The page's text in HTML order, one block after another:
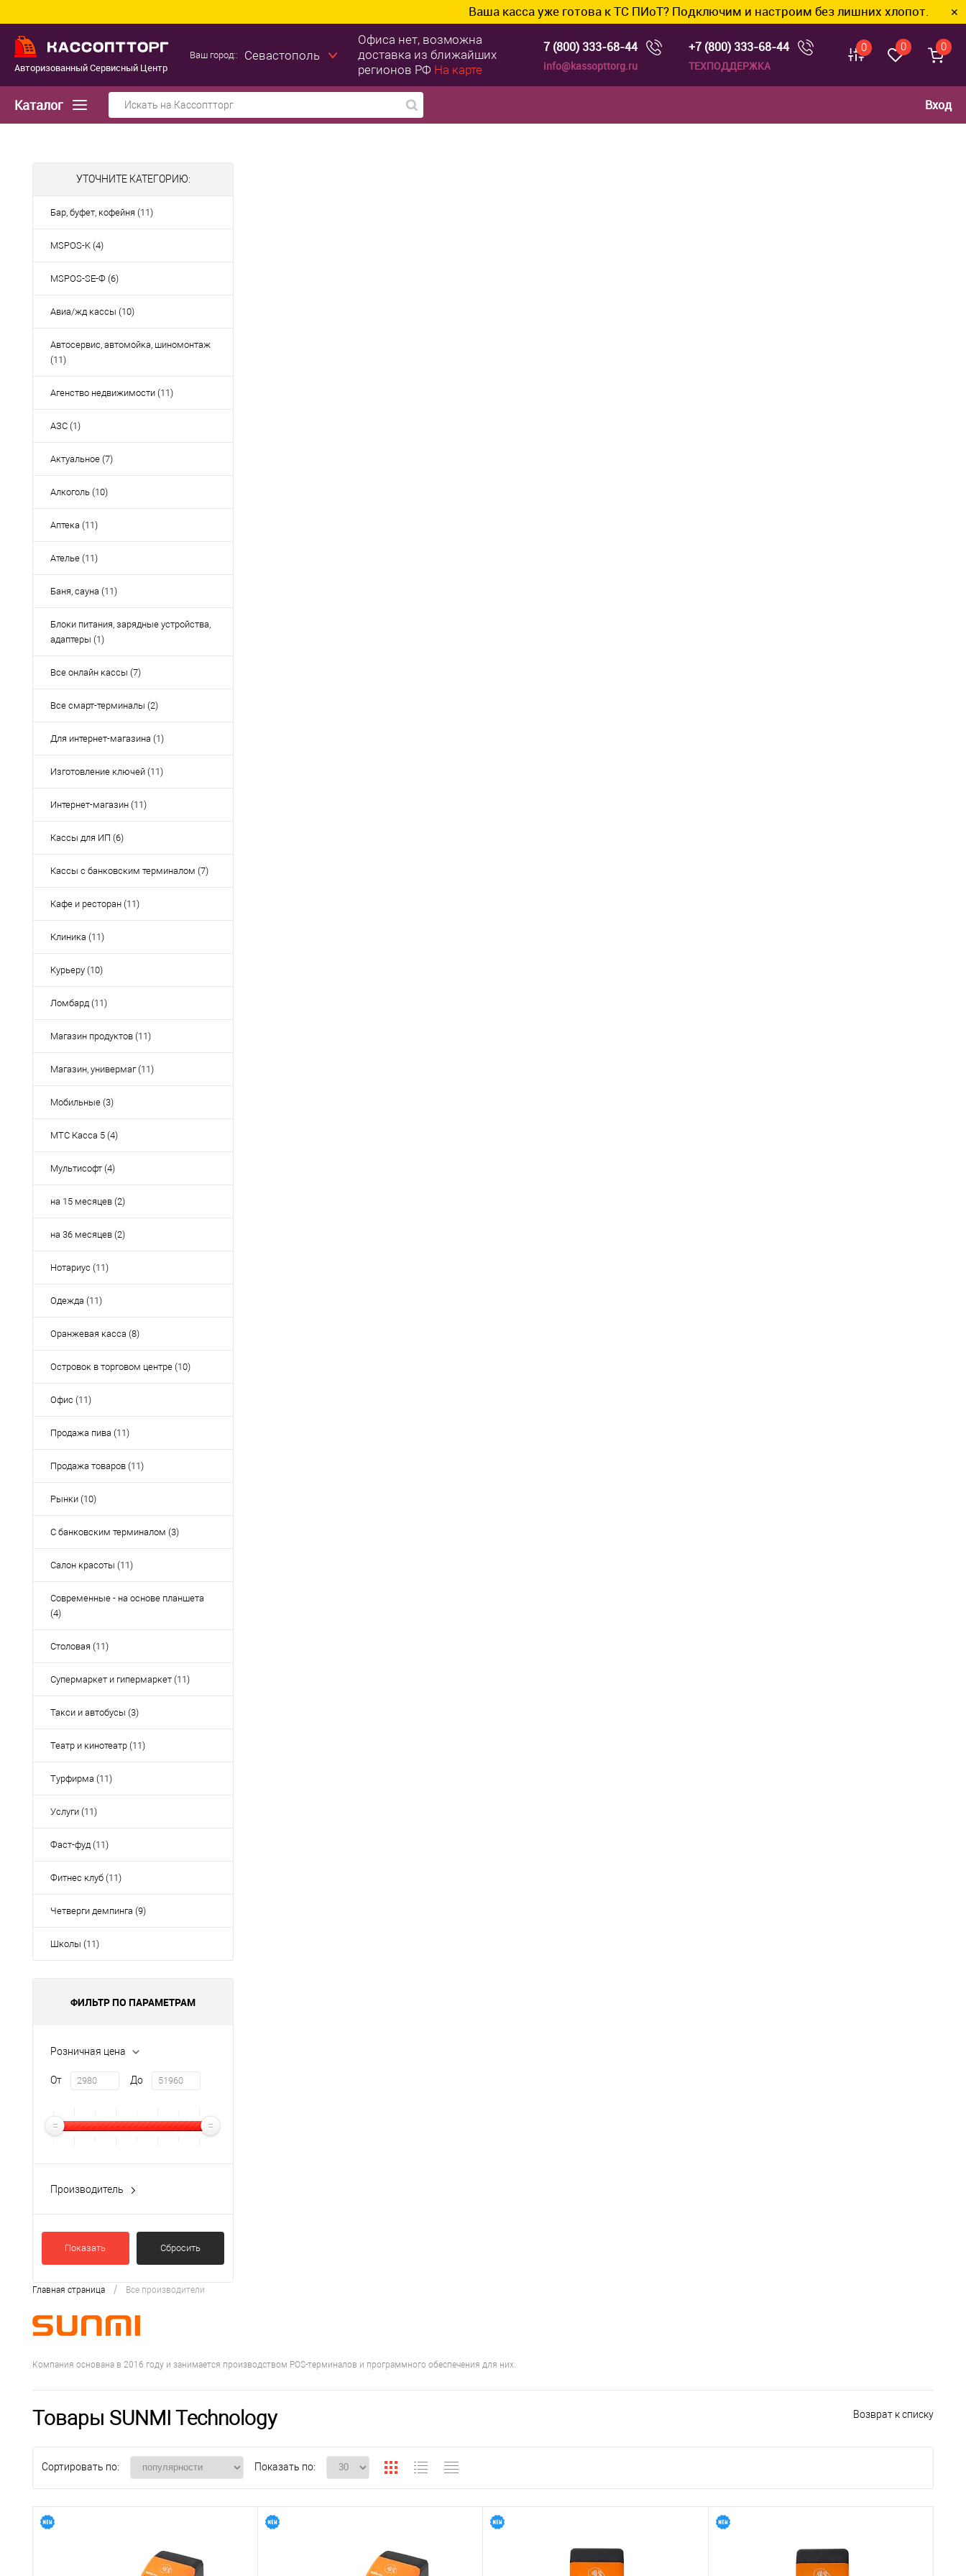
Ваша касса уже готова к ТС ПИоТ? Подключим и настроим без лишних хлопот. ✕
Авторизованный Сервисный Центр
Ваш город:: Севастополь
Офиса нет, возможна
доставка из ближайших
регионов РФ На карте
7 (800) 333-68-44
info@kassopttorg.ru
+7 (800) 333-68-44
ТЕХПОДДЕРЖКА
0 0 0
Каталог Вход
УТОЧНИТЕ КАТЕГОРИЮ:
Бар, буфет, кофейня (11)
MSPOS-K (4)
MSPOS-SE-Ф (6)
Авиа/жд кассы (10)
Автосервис, автомойка, шиномонтаж
(11)
Агенство недвижимости (11)
АЗС (1)
Актуальное (7)
Алкоголь (10)
Аптека (11)
Ателье (11)
Баня, сауна (11)
Блоки питания, зарядные устройства,
адаптеры (1)
Все онлайн кассы (7)
Все смарт-терминалы (2)
Для интернет-магазина (1)
Изготовление ключей (11)
Интернет-магазин (11)
Кассы для ИП (6)
Кассы с банковским терминалом (7)
Кафе и ресторан (11)
Клиника (11)
Курьеру (10)
Ломбард (11)
Магазин продуктов (11)
Магазин, универмаг (11)
Мобильные (3)
МТС Касса 5 (4)
Мультисофт (4)
на 15 месяцев (2)
на 36 месяцев (2)
Нотариус (11)
Одежда (11)
Оранжевая касса (8)
Островок в торговом центре (10)
Офис (11)
Продажа пива (11)
Продажа товаров (11)
Рынки (10)
С банковским терминалом (3)
Салон красоты (11)
Современные - на основе планшета
(4)
Столовая (11)
Супермаркет и гипермаркет (11)
Такси и автобусы (3)
Театр и кинотеатр (11)
Турфирма (11)
Услуги (11)
Фаст-фуд (11)
Фитнес клуб (11)
Четверги демпинга (9)
Школы (11)
ФИЛЬТР ПО ПАРАМЕТРАМ
Розничная цена
От До
Производитель
Показать Сбросить
Главная страница / Все производители
Компания основана в 2016 году и занимается производством POS-терминалов и программного обеспечения для них.
Возврат к списку
Товары SUNMI Technology
Сортировать по: Показать по: